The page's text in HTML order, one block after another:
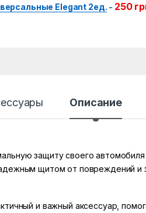
Elegant 2ед. - 250
Описание
защиту своего
щитом от повреждений и
и важный аксессуар,